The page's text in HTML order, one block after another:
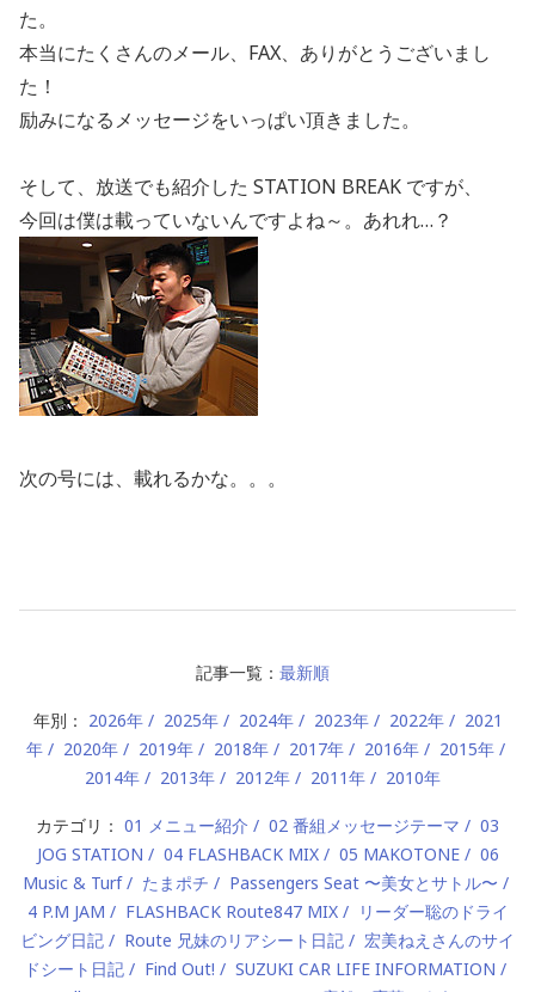
た。
本当にたくさんのメール、FAX、ありがとうございまし
た！
励みになるメッセージをいっぱい頂きました。
そして、放送でも紹介した STATION BREAK ですが、
今回は僕は載っていないんですよね～。あれれ…？
次の号には、載れるかな。。。
記事一覧： 最新順
年別： 2026年 2025年 2024年 2023年 2022年
2021
年
2020年 2019年 2018年 2017年 2016年
2015年
2014年
2013年 2012年 2011年 2010年
カテゴリ： 01 メニュー紹介 02 番組メッセージテーマ
03
JOG STATION
04 FLASHBACK MIX 05 MAKOTONE
06
Music & Turf
たまポチ
Passengers Seat 〜美女とサトル〜
4 P.M JAM
FLASHBACK Route847 MIX
リーダー聡のドライ
ビング日記
Route 兄妹のリアシート日記
宏美ねえさんのサイ
ドシート日記
Find Out!
SUZUKI CAR LIFE INFORMATION